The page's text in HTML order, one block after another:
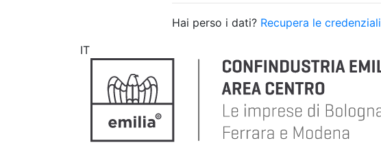
Hai perso i dati? Recupera le credenziali
IT